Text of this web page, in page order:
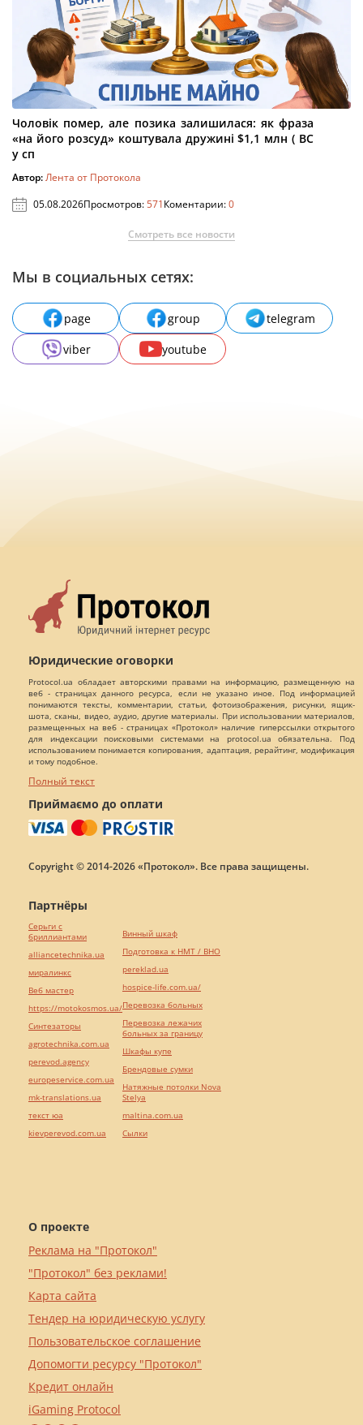
Чоловік помер, але позика залишилася: як фраза
«на його розсуд» коштувала дружині $1,1 млн ( ВС
у сп
Автор:Лента от Протокола
05.08.2026Просмотров:571Коментарии:0
Смотреть все новости
Мы в социальных сетях:
page group
telegram
viber
youtube
Юридические оговорки
Protocol.ua обладает авторскими правами на информацию, размещенную на
веб - страницах данного ресурса, если не указано иное. Под информацией
понимаются тексты, комментарии, статьи, фотоизображения, рисунки, ящик-
шота, сканы, видео, аудио, другие материалы. При использовании материалов,
размещенных на веб - страницах «Протокол» наличие гиперссылки открытого
для индексации поисковыми системами на protocol.ua обязательна. Под
использованием понимается копирования, адаптация, рерайтинг, модификация
и тому подобное.
Полный текст
Приймаємо до оплати
Copyright © 2014-2026 «Протокол». Все права защищены.
О проекте
Реклама на "Протокол"
"Протокол" без реклами!
Карта сайта
Тендер на юридическую услугу
Пользовательское соглашение
Допомогти ресурсу "Протокол"
Кредит онлайн
iGaming Protocol
Партнёры
Серьги с
бриллиантами
alliancetechnika.ua
миралинкс
Веб мастер
https://motokosmos.ua/
Синтезаторы
agrotechnika.com.ua
perevod.agency
europeservice.com.ua
mk-translations.ua
текст юа
kievperevod.com.ua
Винный шкаф
Подготовка к НМТ / ВНО
pereklad.ua
hospice-life.com.ua/
Перевозка больных
Перевозка лежачих
больных за границу
Шкафы купе
Брендовые сумки
Натяжные потолки Nova
Stelya
maltina.com.ua
Cылки